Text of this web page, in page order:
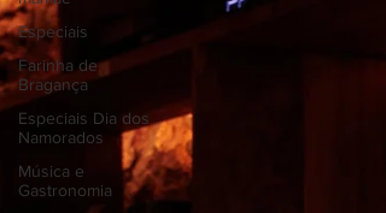
Especiais
Farinha de
Bragança
Especiais Dia dos
Namorados
Música e
Gastronomia